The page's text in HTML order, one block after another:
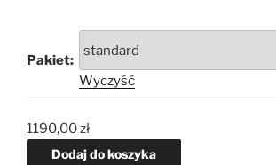
od
do
Pakiet:
Wyczyść
1190,00zł
Dodaj do koszyka